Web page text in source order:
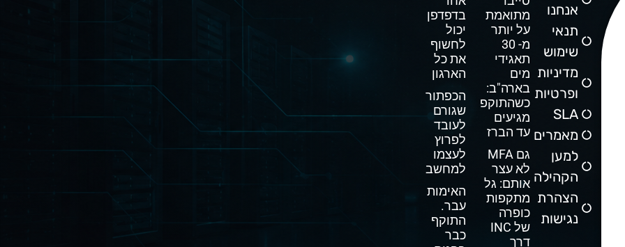
אנחנו
תנאי
שימוש
מדיניות
ופרטיות
SLA
מאמרים
למען
הקהילה
הצהרת
נגישות
מתואמת
על יותר
מ- 30
תאגידי
מים
בארה"ב:
כשהתוקפים
מגיעים
עד הברז
גם MFA
לא עצר
אותם: גל
מתקפות
כופרה
של INC
דרך
בדפדפן
יכול
לחשוף
את כל
הארגון
הכפתור
שגורם
לעובד
לפרוץ
לעצמו
למחשב
האימות
עבר.
התוקף
כבר